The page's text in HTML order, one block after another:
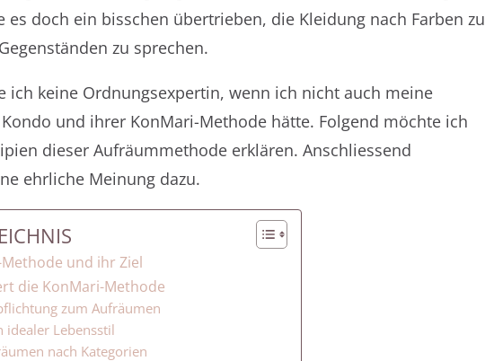
es doch ein bisschen übertrieben, die Kleidung nach Farben zu
zu sprechen.
ich keine Ordnungsexpertin, wenn ich nicht auch meine
und ihrer KonMari-Methode hätte. Folgend möchte ich
dieser Aufräummethode erklären. Anschliessend
ehrliche Meinung dazu.
und ihr Ziel
die KonMari-Methode
zum Aufräumen
idealer Lebensstil
nach Kategorien